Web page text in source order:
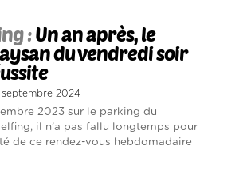
:Un an après, le
du vendredi soir
septembre 2024
2023 sur le parking du
il n’a pas fallu longtemps pour
de ce rendez-vous hebdomadaire